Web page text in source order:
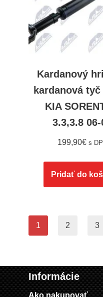
Kardanový
kardanová tyč
KIA
3.3,3.8 06-
199,90€ s
Pridať do
1 2 3
Informácie